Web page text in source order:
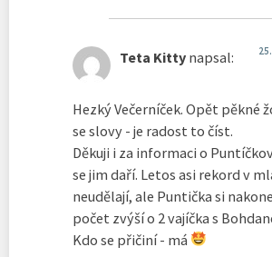
Teta Kitty napsal:
Hezký Večerníček. Opět pěkné
se slovy - je radost to číst.
Děkuji i za informaci o
se jim daří. Letos asi rekord v
neudělají, ale Puntička si
počet zvýší o 2 vajíčka s
Kdo se přičiní - má